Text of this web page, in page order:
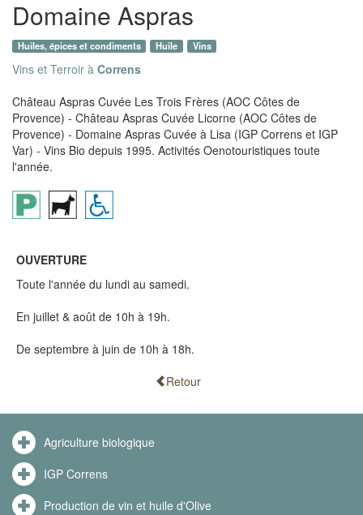
Domaine Aspras
Huiles, épices et condiments Huile Vins
Vins et Terroir à Correns
Château Aspras Cuvée Les Trois Frères (AOC Côtes de
Provence) - Château Aspras Cuvée Licorne (AOC Côtes de
Provence) - Domaine Aspras Cuvée à Lisa (IGP Correns et IGP
Var) - Vins Bio depuis 1995. Activités Oenotouristiques toute
l'année.
OUVERTURE
Toute l'année du lundi au samedi.
En juillet & août de 10h à 19h.
De septembre à juin de 10h à 18h.
Retour
Agriculture biologique
IGP Correns
Production de vin et huile d'Olive